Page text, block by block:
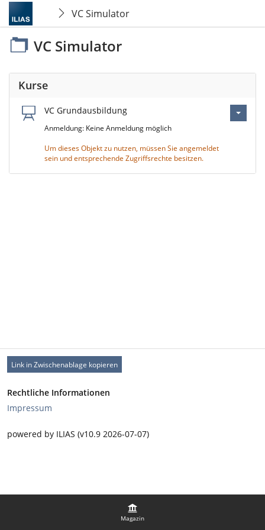
VC Simulator
Magazin
VC Simulator
Kurse
VC Grundausbildung
Anmeldung: Keine Anmeldung möglich
Um dieses Objekt zu nutzen, müssen Sie angemeldet
sein und entsprechende Zugriffsrechte besitzen.
Link in Zwischenablage kopieren
Rechtliche Informationen
Impressum
powered by ILIAS (v10.9 2026-07-07)